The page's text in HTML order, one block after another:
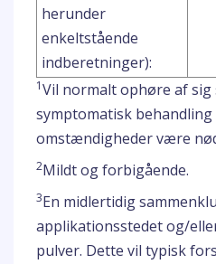
herunder
enkeltstående
indberetninger):
1Vil normalt ophøre af sig
symptomatisk behandling
omstændigheder være
2Mildt og forbigående.
3En midlertidig
applikationsstedet og/
pulver. Dette vil typisk